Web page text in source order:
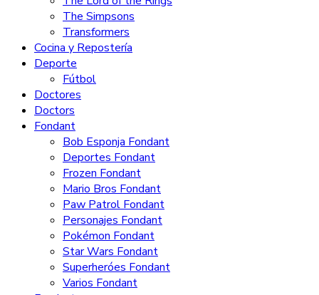
The Simpsons
Transformers
Cocina y Repostería
Deporte
Fútbol
Doctores
Doctors
Fondant
Bob Esponja Fondant
Deportes Fondant
Frozen Fondant
Mario Bros Fondant
Paw Patrol Fondant
Personajes Fondant
Pokémon Fondant
Star Wars Fondant
Superheróes Fondant
Varios Fondant